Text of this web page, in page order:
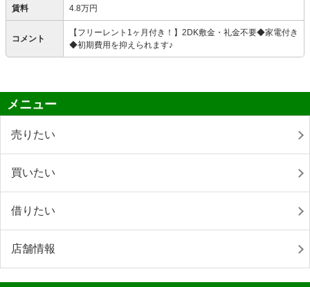
賃料 4.8万円
コメント
【フリーレント1ヶ月付き！】2DK敷金・礼金不要◆家電付き
◆初期費用を抑えられます♪
メニュー
売りたい
買いたい
借りたい
店舗情報